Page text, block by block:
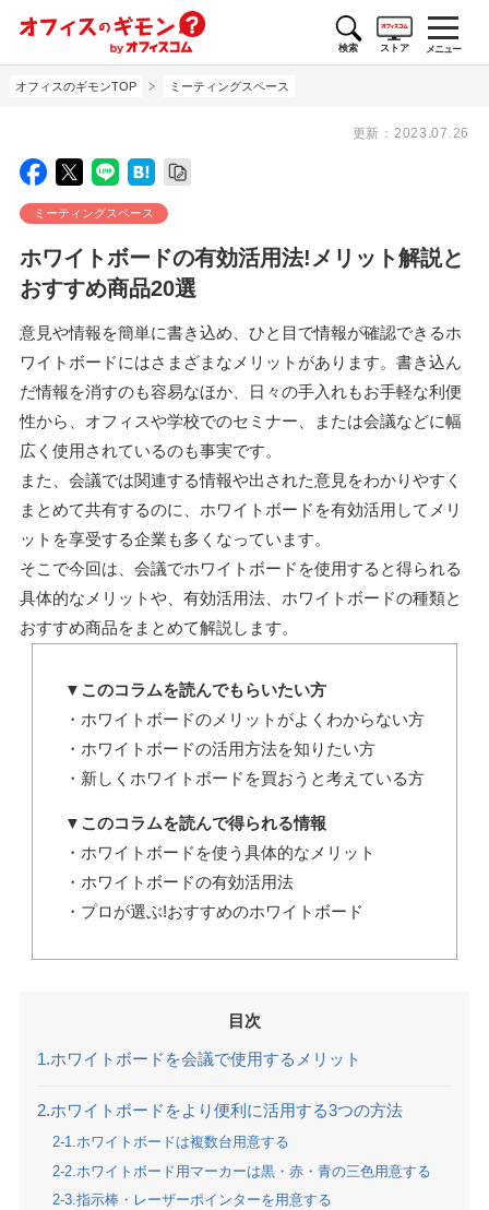
メニュー
ストア
検索
オフィスのギモンTOP ミーティングスペース
更新： 2023.07.26
ミーティングスペース
ホワイトボードの有効活用法!メリット解説と
おすすめ商品20選
意見や情報を簡単に書き込め、ひと目で情報が確認できるホ
ワイトボードにはさまざまなメリットがあります。書き込ん
だ情報を消すのも容易なほか、日々の手入れもお手軽な利便
性から、オフィスや学校でのセミナー、または会議などに幅
広く使用されているのも事実です。
また、会議では関連する情報や出された意見をわかりやすく
まとめて共有するのに、ホワイトボードを有効活用してメリ
ットを享受する企業も多くなっています。
そこで今回は、会議でホワイトボードを使用すると得られる
具体的なメリットや、有効活用法、ホワイトボードの種類と
おすすめ商品をまとめて解説します。
▼このコラムを読んでもらいたい方
・ホワイトボードのメリットがよくわからない方
・ホワイトボードの活用方法を知りたい方
・新しくホワイトボードを買おうと考えている方
▼このコラムを読んで得られる情報
・ホワイトボードを使う具体的なメリット
・ホワイトボードの有効活用法
・プロが選ぶ!おすすめのホワイトボード
目次
1.ホワイトボードを会議で使用するメリット
2.ホワイトボードをより便利に活用する3つの方法
2-1.ホワイトボードは複数台用意する
2-2.ホワイトボード用マーカーは黒・赤・青の三色用意する
2-3.指示棒・レーザーポインターを用意する